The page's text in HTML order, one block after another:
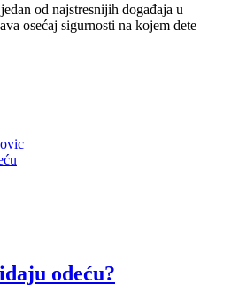
od najstresnijih događaja u
osećaj sigurnosti na kojem dete
odeću?